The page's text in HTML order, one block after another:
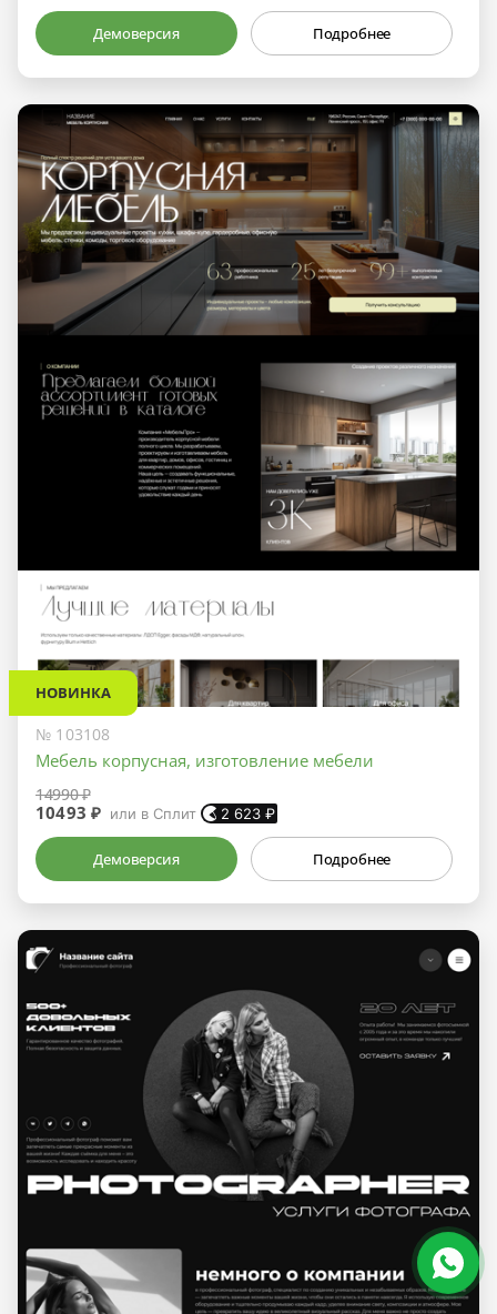
Демоверсия Подробнее
НОВИНКА
№ 103108
Мебель корпусная, изготовление мебели
14990 ₽
10493 ₽ или в Сплит 2 623 ₽
Демоверсия Подробнее